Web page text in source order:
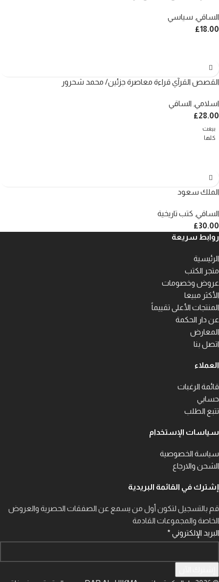
الساقي سياسي
£18.00
القصص القرآي قراءة معاصرة جزئين/ محمد شحرور
اسلامي الساقي
£28.00
بيعت
كلها
الملك سعود
الساقي كتب تاريخية
£30.00
روابط سريعة
الرئيسية
متجر الكتب
عروض وخصومات
الأكثر مبيعا
المنتجات الأعلى تقييماً
عن دار الحكمة
المعارض
اتصل بنا
العملاء
قائمة الرغبات
حسابي
تتبع الطلب
سياسات الإستخدام
سياسة الخصوصية
الشحن والارجاع
إشترك في القائمة البريدية
قم بالتسجيل لتكون أول من يسمع عن الصفقات الحصرية والعروض
الخاصة والمجموعات القادمة
البريد الإلكتروني *